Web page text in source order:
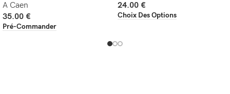
A Caen
35.00 €
Pré-Commander
24.00 €
Choix Des Options